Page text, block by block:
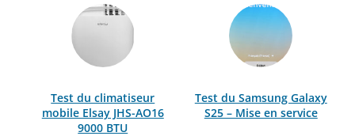
Test du climatiseur
mobile Elsay JHS-AO16
9000 BTU
Test du Samsung Galaxy
S25 – Mise en service